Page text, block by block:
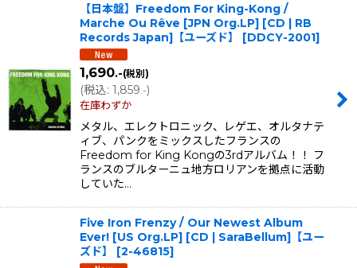
【日本盤】Freedom For King-Kong /
Marche Ou Rêve [JPN Org.LP] [CD | RB
Records Japan]【ユーズド】
[DDCY-2001]
1,690.-(税別)
(税込: 1,859.-)
在庫わずか
メタル、エレクトロニック、レゲエ、オルタナテ
ィブ、パンクをミックスしたフランスの
Freedom for King Kongの3rdアルバム！！ フ
ランスのブルターニュ地方ロリアンを拠点に活動
していた…
Five Iron Frenzy / Our Newest Album
Ever! [US Org.LP] [CD | SaraBellum]【ユー
ズド】
[2-46815]